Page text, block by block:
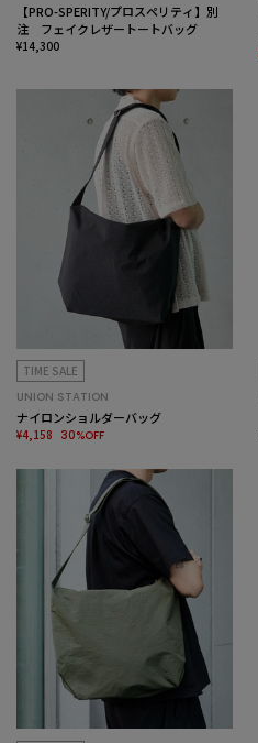
【PRO-SPERITY/プロスペリティ】別
注 フェイクレザートートバッグ
¥14,300
TIME SALE
UNION STATION
ナイロンショルダーバッグ
¥4,158 30%OFF